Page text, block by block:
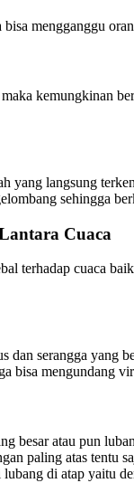
mengganggu
kemungkinan
yang langsung
sehingga
Cuaca
terhadap cuaca
dan serangga yang
bisa mengundang
besar atau pun
paling atas tentu
di atap yaitu